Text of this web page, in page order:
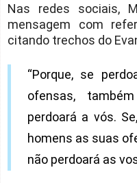
Nas redes sociais,
mensagem com
citando trechos do
“Porque, se
ofensas,
perdoará a vós.
homens as suas
não perdoará as